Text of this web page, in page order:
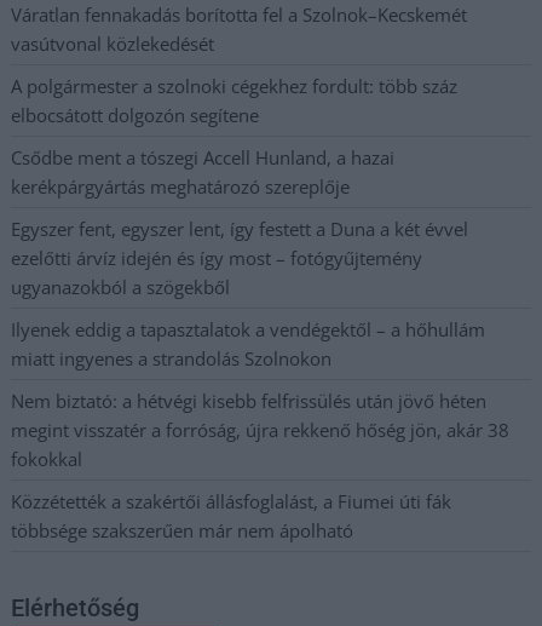
Váratlan fennakadás borította fel a Szolnok–Kecskemét
vasútvonal közlekedését
A polgármester a szolnoki cégekhez fordult: több száz
elbocsátott dolgozón segítene
Csődbe ment a tószegi Accell Hunland, a hazai
kerékpárgyártás meghatározó szereplője
Egyszer fent, egyszer lent, így festett a Duna a két évvel
ezelőtti árvíz idején és így most – fotógyűjtemény
ugyanazokból a szögekből
Ilyenek eddig a tapasztalatok a vendégektől – a hőhullám
miatt ingyenes a strandolás Szolnokon
Nem biztató: a hétvégi kisebb felfrissülés után jövő héten
megint visszatér a forróság, újra rekkenő hőség jön, akár 38
fokokkal
Közzétették a szakértői állásfoglalást, a Fiumei úti fák
többsége szakszerűen már nem ápolható
Elérhetőség